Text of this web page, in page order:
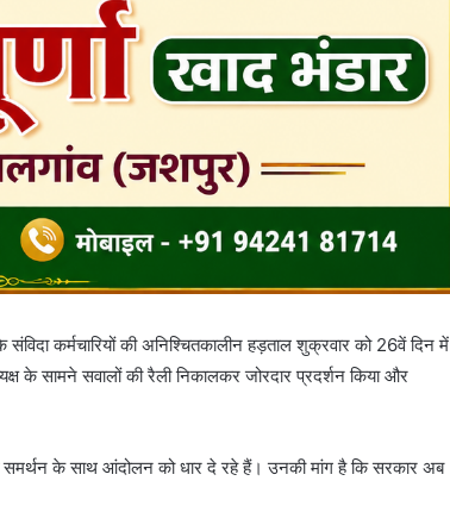
कर्मचारियों की अनिश्चितकालीन हड़ताल शुक्रवार को 26वें दिन में
के सामने सवालों की रैली निकालकर जोरदार प्रदर्शन किया और
समर्थन के साथ आंदोलन को धार दे रहे हैं। उनकी मांग है कि सरकार अब